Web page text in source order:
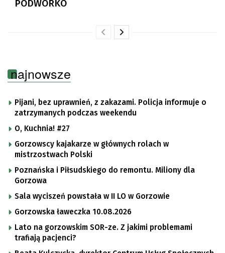
PODWÓRKO
najnowsze
Pijani, bez uprawnień, z zakazami. Policja informuje o
zatrzymanych podczas weekendu
O, Kuchnia! #27
Gorzowscy kajakarze w głównych rolach w
mistrzostwach Polski
Poznańska i Piłsudskiego do remontu. Miliony dla
Gorzowa
Sala wyciszeń powstała w II LO w Gorzowie
Gorzowska ławeczka 10.08.2026
Lato na gorzowskim SOR-ze. Z jakimi problemami
trafiają pacjenci?